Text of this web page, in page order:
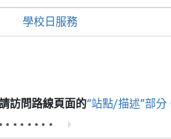
學校日服務
訪問路線頁面的“站點/描述”部分